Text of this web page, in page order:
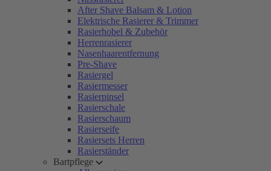
After Shave Balsam & Lotion
Elektrische Rasierer & Trimmer
Rasierhobel & Zubehör
Herrenrasierer
Nasenhaarentfernung
Pre-Shave
Rasiergel
Rasiermesser
Rasierpinsel
Rasierschale
Rasierschaum
Rasierseife
Rasiersets Herren
Rasierständer
Bartpflege